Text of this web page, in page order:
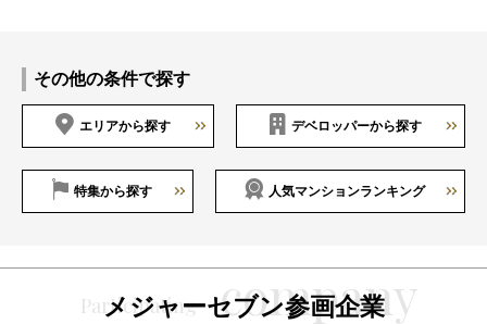
その他の条件で探す
エリアから探す デベロッパーから探す
特集から探す 人気マンションランキング
メジャーセブン参画企業